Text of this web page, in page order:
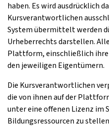
haben. Es wird ausdrücklich
Kursverantwortlichen
System übermittelt werden
Urheberrechts darstellen.
Plattform, einschließlich
den jeweiligen Eigentümern.
Die Kursverantwortlichen
die von ihnen auf der
unter eine offenen Lizenz im
Bildungsressourcen zu